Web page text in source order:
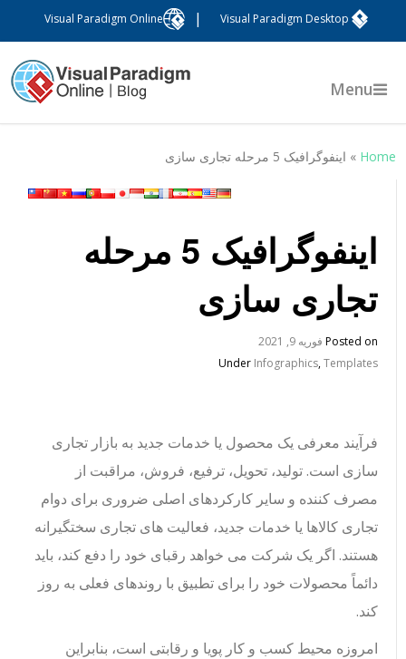
Visual Paradigm Desktop
Visual Paradigm Online
Menu
Home
» اینفوگرافیک 5 مرحله تجاری سازی
اینفوگرافیک 5 مرحله
تجاری سازی
Posted onفوریه 9, 2021
UnderInfographics,Templates
فرآیند معرفی یک محصول یا خدمات جدید به بازار تجاری
سازی است. تولید، تحویل، ترفیع، فروش، مراقبت از
مصرف کننده و سایر کارکردهای اصلی ضروری برای دوام
تجاری کالاها یا خدمات جدید، فعالیت های تجاری سختگیرانه
هستند. اگر یک شرکت می خواهد رقبای خود را دفع کند، باید
دائماً محصولات خود را برای تطبیق با روندهای فعلی به روز
کند.
امروزه محیط کسب و کار پویا و رقابتی است، بنابراین